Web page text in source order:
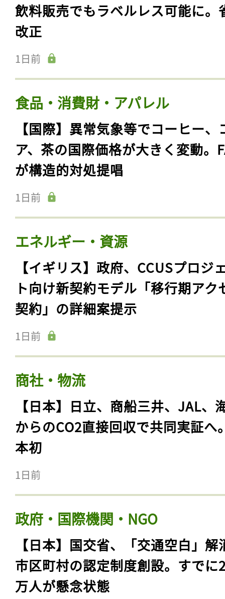
飲料販売でもラベルレス可能に。
改正
1日前
食品・消費財・アパレル
【国際】異常気象等でコーヒー、
ア、茶の国際価格が大きく変動。
が構造的対処提唱
1日前
エネルギー・資源
【イギリス】政府、CCUSプロジ
ト向け新契約モデル「移行期アク
契約」の詳細案提示
1日前
商社・物流
【日本】日立、商船三井、JAL、
からのCO2直接回収で共同実証へ
本初
1日前
政府・国際機関・NGO
【日本】国交省、「交通空白」解
市区町村の認定制度創設。すでに
万人が懸念状態